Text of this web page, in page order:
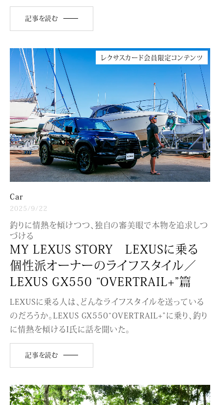
記事を読む
レクサスカード会員限定コンテンツ
Car
2025/9/22
釣りに情熱を傾けつつ、独自の審美眼で本物を追求しつ
づける
MY LEXUS STORY LEXUSに乗る
個性派オーナーのライフスタイル／
LEXUS GX550 “OVERTRAIL+”篇
LEXUSに乗る人は、どんなライフスタイルを送っている
のだろうか。LEXUS GX550“OVERTRAIL+”に乗り、釣り
に情熱を傾けるI氏に話を聞いた。
記事を読む